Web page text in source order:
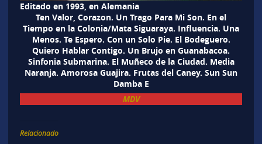
Editado en 1993, en Alemania
Ten Valor, Corazon. Un Trago Para Mi Son. En el
Tiempo en la Colonia/Mata Siguaraya. Influencia. Una
Menos. Te Espero. Con un Solo Pie. El Bodeguero.
Quiero Hablar Contigo. Un Brujo en Guanabacoa.
Sinfonia Submarina. El Muñeco de la Ciudad. Media
Naranja. Amorosa Guajira. Frutas del Caney. Sun Sun
Damba E
MDV
Relacionado